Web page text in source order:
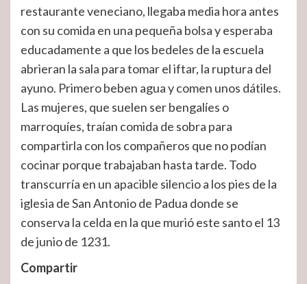
restaurante veneciano, llegaba media hora antes
con su comida en una pequeña bolsa y esperaba
educadamente a que los bedeles de la escuela
abrieran la sala para tomar el iftar, la ruptura del
ayuno. Primero beben agua y comen unos dátiles.
Las mujeres, que suelen ser bengalíes o
marroquíes, traían comida de sobra para
compartirla con los compañeros que no podían
cocinar porque trabajaban hasta tarde. Todo
transcurría en un apacible silencio a los pies de la
iglesia de San Antonio de Padua donde se
conserva la celda en la que murió este santo el 13
de junio de 1231.
Compartir